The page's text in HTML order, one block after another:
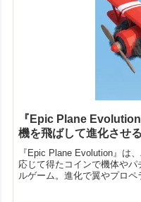
『Epic Plane
機を飛ばして進化させ
『Epic Plane Evolution』は
応じて得たコインで機体や
ルゲーム。進化で翼やプロペ